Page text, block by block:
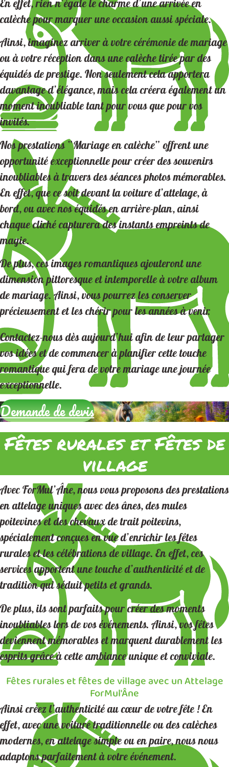
En effet, rien n’égale le charme d’une arrivée en
calèche pour marquer une occasion aussi spéciale.
Ainsi, imaginez arriver à votre cérémonie de mariage
ou à votre réception dans une calèche tirée par des
équidés de prestige. Non seulement cela apportera
davantage d’élégance, mais cela créera également un
moment inoubliable tant pour vous que pour vos
invités.
Nos prestations “Mariage en calèche” offrent une
opportunité exceptionnelle pour créer des souvenirs
inoubliables à travers des séances photos mémorables.
En effet, que ce soit devant la voiture d’attelage, à
bord, ou avec nos équidés en arrière-plan, ainsi
chaque cliché capturera des instants empreints de
magie.
De plus, ces images romantiques ajouteront une
dimension pittoresque et intemporelle à votre album
de mariage. Ainsi, vous pourrez les conserver
précieusement et les chérir pour les années à venir.
Contactez-nous dès aujourd’hui afin de leur partager
vos idées et de commencer à planifier cette touche
romantique qui fera de votre mariage une journée
exceptionnelle.
Demande de devis
Fêtes rurales et Fêtes de
village
Avec ForMul’Âne, nous vous proposons des prestations
en attelage uniques avec des ânes, des mules
poitevines et des chevaux de trait poitevins,
spécialement conçues en vue d’enrichir les fêtes
rurales et les célébrations de village. En effet, ces
services apportent une touche d’authenticité et de
tradition qui séduit petits et grands.
De plus, ils sont parfaits pour créer des moments
inoubliables lors de vos événements. Ainsi, vos fêtes
deviennent mémorables et marquent durablement les
esprits grâce à cette ambiance unique et conviviale.
Fêtes rurales et fêtes de village avec un Attelage
ForMul'Âne
Ainsi créez l’authenticité au cœur de votre fête ! En
effet, avec une voiture traditionnelle ou des calèches
modernes, en attelage simple ou en paire, nous nous
adaptons parfaitement à votre événement.